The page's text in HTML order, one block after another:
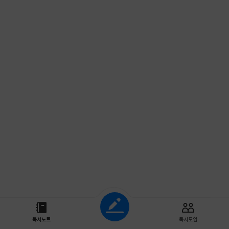
조회하기
독서노트 독서모임